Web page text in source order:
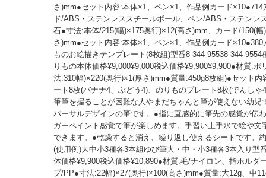
さ)mm●セット内容:本体×1、ペン×1、作品例カード
ド/ABS・ステンレススチールボール、ペン/ABS・ステンレ
石●寸法:本体/215(幅)×175奥行)×12(高さ)mm、カード/150(幅
さ)mm●セット内容:本体×1、ペン×1、作品例カード×10●380
ものお絵描きテンプレート(8枚組)型番8-344-95538-344-9554
りもの本体価格¥9,000¥9,000税込価格¥9,900¥9,900●材質:ポ
法:310幅)×220(奥行)×1(厚さ)mm●質量:450g8枚組)●セット内
ート8枚(バナナ4、ぶどう4)、のりものプレート8枚(でんしゃ
筆筆を握ることが困難な人やまだちゃんと筆が使えない幼児
バーサルデザインの筆です。●指に直感的に筆先の感覚が伝
ガーペイント感覚で筆が楽しめます。手習い上手水で絵や文
できます。●乾燥すると消え、繰り返し使えるシートです。
(使用例)大中小3種各3本組ゆび筆大・中・小3種各3本入り型
体価格¥9,900税込価格¥10,890●材質:毛/ナイロン、指ホルダ
プ/PP●寸法:22幅)×27(奥行)×100(高さ)mm●質量:大12g、中